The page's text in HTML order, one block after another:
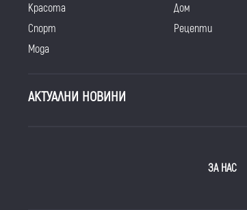
Красота
Спорт
Мода
Дом
Рецепти
АКТУАЛНИ НОВИНИ
ЗА НАС